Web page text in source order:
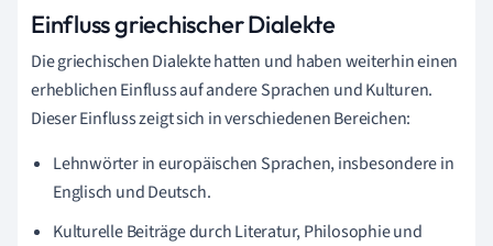
Einfluss griechischer Dialekte
Die griechischen Dialekte hatten und haben weiterhin einen
erheblichen Einfluss auf andere Sprachen und Kulturen.
Dieser Einfluss zeigt sich in verschiedenen Bereichen:
Lehnwörter in europäischen Sprachen, insbesondere in
Englisch und Deutsch.
Kulturelle Beiträge durch Literatur, Philosophie und